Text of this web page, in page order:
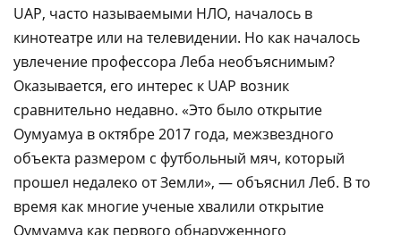
UAP, часто называемыми НЛО, началось в
кинотеатре или на телевидении. Но как началось
увлечение профессора Леба необъяснимым?
Оказывается, его интерес к UAP возник
сравнительно недавно. «Это было открытие
Оумуамуа в октябре 2017 года, межзвездного
объекта размером с футбольный мяч, который
прошел недалеко от Земли», — объяснил Леб. В то
время как многие ученые хвалили открытие
Оумуамуа как первого обнаруженного